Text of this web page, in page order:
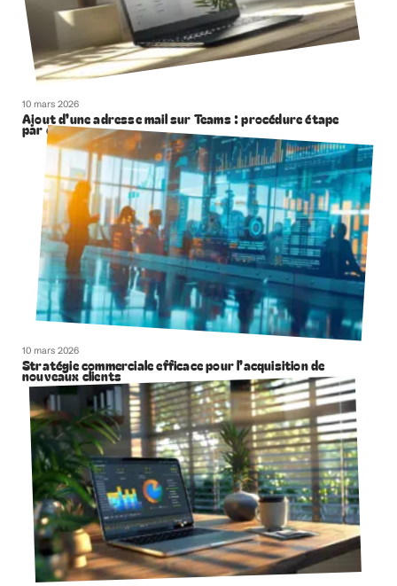
10 mars 2026
Ajout d’une adresse mail sur Teams : procédure étape
par étape
10 mars 2026
Stratégie commerciale efficace pour l’acquisition de
nouveaux clients